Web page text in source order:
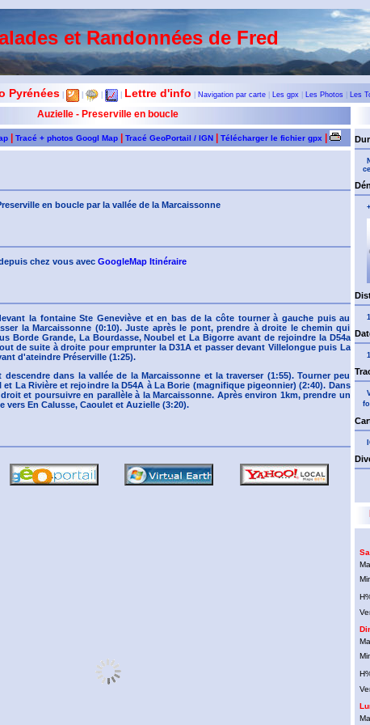
et Randonnées de Fred
Pyrénées| | | | Lettre d'info Navigation par carte| Les gpx| Les Photos| Les
Auzielle - Preserville en boucle
| Tracé + photos Googl Map| Tracé GeoPortail / IGN| Télécharger le fichier gpx|
en boucle par la vallée de la Marcaissonne
chez vous avec GoogleMap Itinéraire
la fontaine Ste Geneviève et en bas de la côte tourner à gauche puis au
la Marcaissonne (0:10). Juste après le pont, prendre à droite le chemin qui
Borde Grande, La Bourdasse, Noubel et La Bigorre avant de rejoindre la D54a
de suite à droite pour emprunter la D31A et passer devant Villelongue puis La
d'ateindre Préserville (1:25).
dans la vallée de la Marcaissonne et la traverser (1:55). Tourner peu
La Rivière et rejoindre la D54A à La Borie (magnifique pigeonnier) (2:40). Dans
et poursuivre en parallèle à la Marcaissonne. Après environ 1km, prendre un
vers En Calusse, Caoulet et Auzielle (3:20).